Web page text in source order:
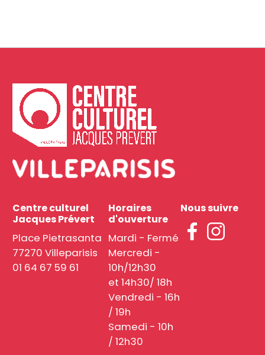
Centre culturel
Jacques Prévert
Place Pietrasanta
77270 Villeparisis
01 64 67 59 61
Horaires
d'ouverture
Mardi - Fermé
Mercredi -
10h/12h30
et 14h30/ 18h
Vendredi - 16h
/ 19h
Samedi - 10h
/ 12h30
Nous suivre